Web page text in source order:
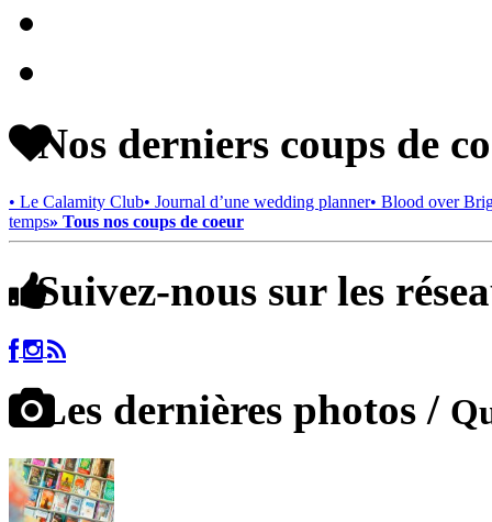
Nos derniers coups de
• Le Calamity Club• Journal d’une wedding planner• Blood over
temps» Tous nos coups de coeur
Suivez-nous sur les
Les dernières photos /